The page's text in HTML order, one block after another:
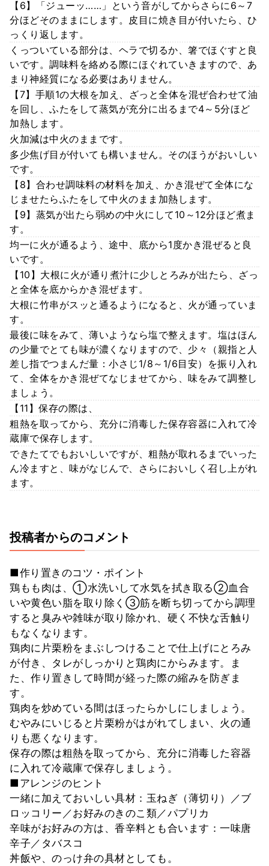
【6】「ジューッ……」という音がしてからさらに6～7
分ほどそのままにします。皮目に焼き目が付いたら、ひ
っくり返します。
くっついている部分は、ヘラで切るか、箸でほぐすと良
いです。調味料を絡める際にほぐれていきますので、あ
まり神経質になる必要はありません。
【7】手順1の大根を加え、ざっと全体を混ぜ合わせて油
を回し、ふたをして蒸気が充分に出るまで4～5分ほど
加熱します。
火加減は中火のままです。
多少焦げ目が付いても構いません。そのほうがおいしい
です。
【8】合わせ調味料の材料を加え、かき混ぜて全体にな
じませたらふたをして中火のまま加熱します。
【9】蒸気が出たら弱めの中火にして10～12分ほど煮ま
す。
均一に火が通るよう、途中、底から1度かき混ぜると良
いです。
【10】大根に火が通り煮汁に少しとろみが出たら、ざっ
と全体を底からかき混ぜます。
大根に竹串がスッと通るようになると、火が通っていま
す。
最後に味をみて、薄いようなら塩で整えます。塩はほん
の少量でとても味が濃くなりますので、少々（親指と人
差し指でつまんだ量：小さじ1/8～1/6目安）を振り入れ
て、全体をかき混ぜてなじませてから、味をみて調整し
ましょう。
【11】保存の際は、
粗熱を取ってから、充分に消毒した保存容器に入れて冷
蔵庫で保存します。
できたてでもおいしいですが、粗熱が取れるまでいった
ん冷ますと、味がなじんで、さらにおいしく召し上がれ
ます。
投稿者からのコメント
■作り置きのコツ・ポイント
鶏もも肉は、①水洗いして水気を拭き取る②血合
いや黄色い脂を取り除く③筋を断ち切ってから調理
すると臭みや雑味が取り除かれ、硬く不快な舌触り
もなくなります。
鶏肉に片栗粉をまぶしつけることで仕上げにとろみ
が付き、タレがしっかりと鶏肉にからみます。ま
た、作り置きして時間が経った際の縮みを防ぎま
す。
鶏肉を炒めている間はほったらかしにしましょう。
むやみにいじると片栗粉がはがれてしまい、火の通
りも悪くなります。
保存の際は粗熱を取ってから、充分に消毒した容器
に入れて冷蔵庫で保存しましょう。
■アレンジのヒント
一緒に加えておいしい具材：玉ねぎ（薄切り）／ブ
ロッコリー／お好みのきのこ類／パプリカ
辛味がお好みの方は、香辛料とも合います：一味唐
辛子／タバスコ
丼飯や、のっけ弁の具材としても。